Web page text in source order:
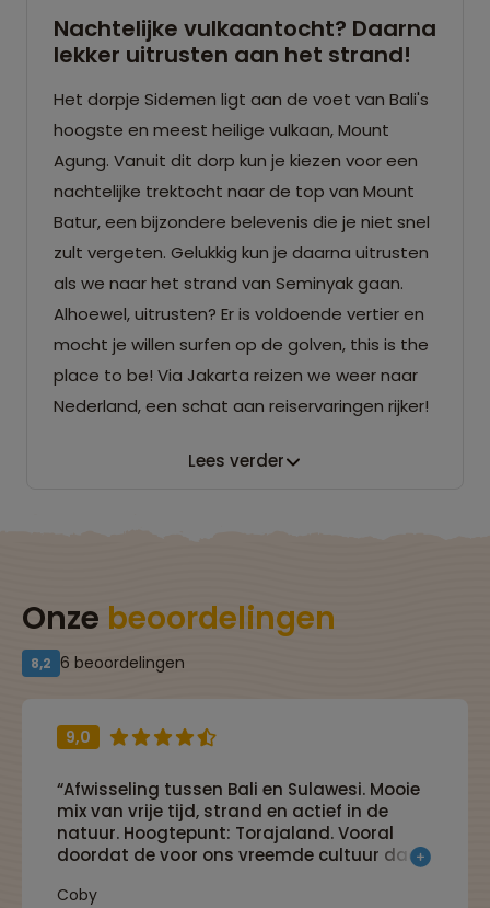
Nachtelijke vulkaantocht? Daarna
lekker uitrusten aan het strand!
Het dorpje Sidemen ligt aan de voet van Bali's
hoogste en meest heilige vulkaan, Mount
Agung. Vanuit dit dorp kun je kiezen voor een
nachtelijke trektocht naar de top van Mount
Batur, een bijzondere belevenis die je niet snel
zult vergeten. Gelukkig kun je daarna uitrusten
als we naar het strand van Seminyak gaan.
Alhoewel, uitrusten? Er is voldoende vertier en
mocht je willen surfen op de golven, this is the
place to be! Via Jakarta reizen we weer naar
Nederland, een schat aan reiservaringen rijker!
Lees verder
Onze beoordelingen
8,2 6 beoordelingen
9,0
“Afwisseling tussen Bali en Sulawesi. Mooie
mix van vrije tijd, strand en actief in de
natuur. Hoogtepunt: Torajaland. Vooral
doordat de voor ons vreemde cultuur daar
nooit als 'apies kijken'.”
Coby